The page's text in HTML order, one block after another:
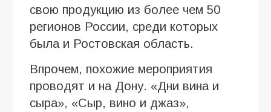
свою продукцию из более чем 50
регионов России, среди которых
была и Ростовская область.
Впрочем, похожие мероприятия
проводят и на Дону. «Дни вина и
сыра», «Сыр, вино и джаз»,